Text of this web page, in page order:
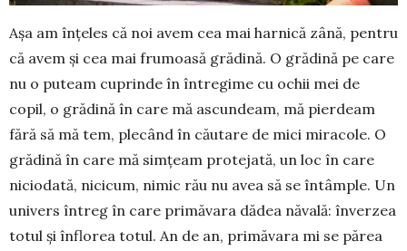
Așa am în­țe­les că noi avem cea mai harnică zână, pentru
că avem și cea mai fru­moa­să grădină. O grădină pe care
nu o puteam cu­prinde în întregime cu ochii mei de
copil, o grădină în care mă ascundeam, mă pierdeam
fără să mă tem, plecând în căutare de mici miracole. O
grădină în ca­re mă sim­țeam protejată, un loc în care
niciodată, nicicum, ni­mic rău nu avea să se întâm­ple. Un
uni­vers întreg în care primăvara dădea năvală: înverzea
totul și înflo­rea totul. An de an, pri­măvara mi se pă­rea